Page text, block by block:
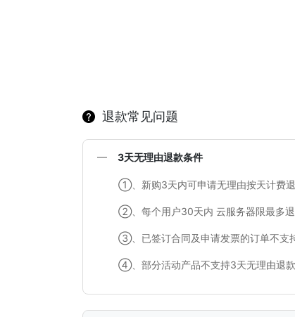
退款常见问题
3天无理由退款条件
①、新购3天内可申请无理由按天计费退
②、每个用户30天内 云服务器限最多退
③、已签订合同及申请发票的订单不支
④、部分活动产品不支持3天无理由退款